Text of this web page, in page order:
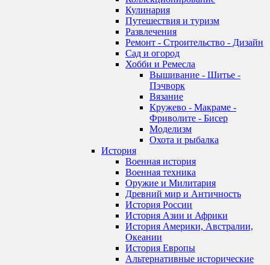
Кулинария
Путешествия и туризм
Развлечения
Ремонт - Строительство - Дизайн
Сад и огород
Хобби и Ремесла
Вышивание - Шитье -
Пэчворк
Вязание
Кружево - Макраме -
Фриволите - Бисер
Моделизм
Охота и рыбалка
История
Военная история
Военная техника
Оружие и Милитария
Древний мир и Античность
История России
История Азии и Африки
История Америки, Австралии,
Океании
История Европы
Альтернативные исторические